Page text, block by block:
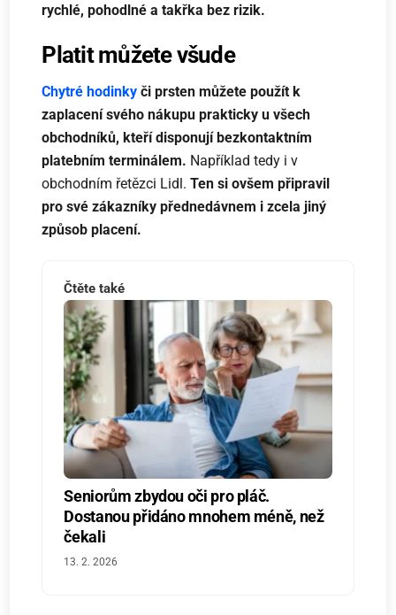
rychlé, pohodlné a takřka bez rizik.
Platit můžete všude
Chytré hodinky či prsten můžete použít k
zaplacení svého nákupu prakticky u všech
obchodníků, kteří disponují bezkontaktním
platebním terminálem. Například tedy i v
obchodním řetězci Lidl.Ten si ovšem připravil
pro své zákazníky přednedávnem i zcela jiný
způsob placení.
Čtěte také
Seniorům zbydou oči pro pláč.
Dostanou přidáno mnohem méně, než
čekali
13. 2. 2026